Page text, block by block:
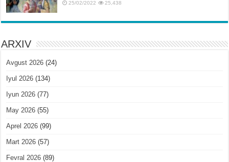
25/02/2022 25,438
ARXIV
Avgust 2026 (24)
Iyul 2026 (134)
Iyun 2026 (77)
May 2026 (55)
Aprel 2026 (99)
Mart 2026 (57)
Fevral 2026 (89)